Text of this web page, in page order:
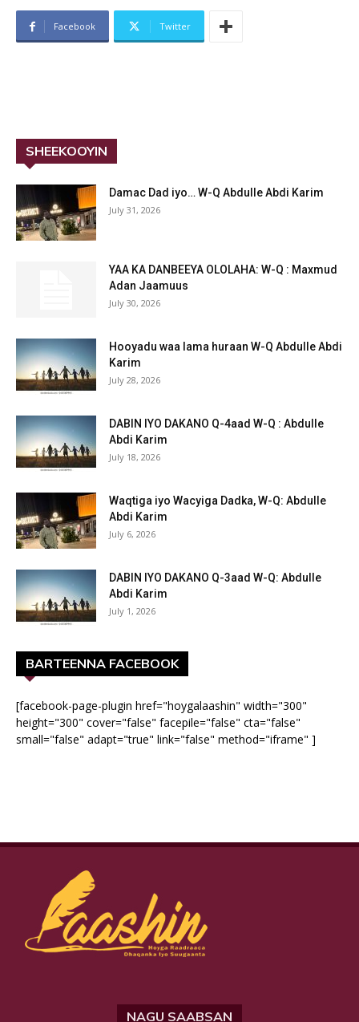
Facebook Twitter
SHEEKOOYIN
Damac Dad iyo… W-Q Abdulle Abdi Karim
July 31, 2026
YAA KA DANBEEYA OLOLAHA: W-Q : Maxmud
Adan Jaamuus
July 30, 2026
Hooyadu waa lama huraan W-Q Abdulle Abdi
Karim
July 28, 2026
DABIN IYO DAKANO Q-4aad W-Q : Abdulle
Abdi Karim
July 18, 2026
Waqtiga iyo Wacyiga Dadka, W-Q: Abdulle
Abdi Karim
July 6, 2026
DABIN IYO DAKANO Q-3aad W-Q: Abdulle
Abdi Karim
July 1, 2026
BARTEENNA FACEBOOK
[facebook-page-plugin href="hoygalaashin" width="300"
height="300" cover="false" facepile="false" cta="false"
small="false" adapt="true" link="false" method="iframe" ]
NAGU SAABSAN